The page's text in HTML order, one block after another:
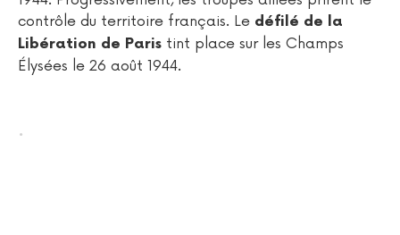
contrôle du territoire français. Le défilé de la
Libération de Paris tint place sur les Champs
Élysées le 26 août 1944.
.